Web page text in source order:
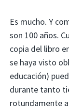
Es mucho. Y
son 100 años.
copia del libro
se haya visto
educación)
durante tanto
rotundamente